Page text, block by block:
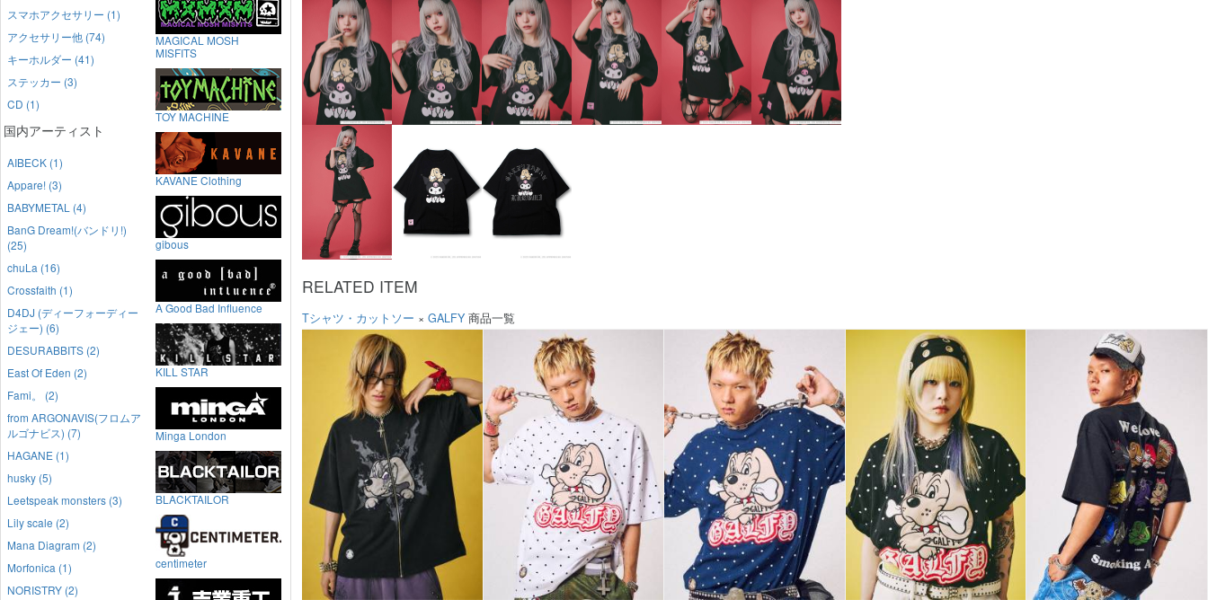
RELATED ITEM
Tシャツ・カットソー × GALFY 商品一覧
スマホアクセサリー (1)
アクセサリー他 (74)
キーホルダー (41)
ステッカー (3)
CD (1)
国内アーティスト
AIBECK (1)
Appare! (3)
BABYMETAL (4)
BanG Dream!(バンドリ!)
(25)
chuLa (16)
Crossfaith (1)
D4DJ (ディーフォーディー
ジェー) (6)
DESURABBITS (2)
East Of Eden (2)
Fami。 (2)
from ARGONAVIS(フロムア
ルゴナビス) (7)
HAGANE (1)
husky (5)
Leetspeak monsters (3)
Lily scale (2)
Mana Diagram (2)
Morfonica (1)
NORISTRY (2)
MAGICAL MOSH
MISFITS
TOY MACHINE
KAVANE Clothing
gibous
A Good Bad Influence
KILL STAR
Minga London
BLACKTAILOR
centimeter